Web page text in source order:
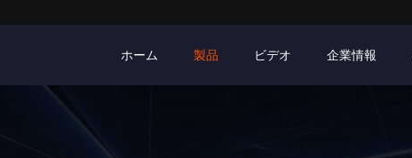
ホーム 製品 ビデオ 企業情報